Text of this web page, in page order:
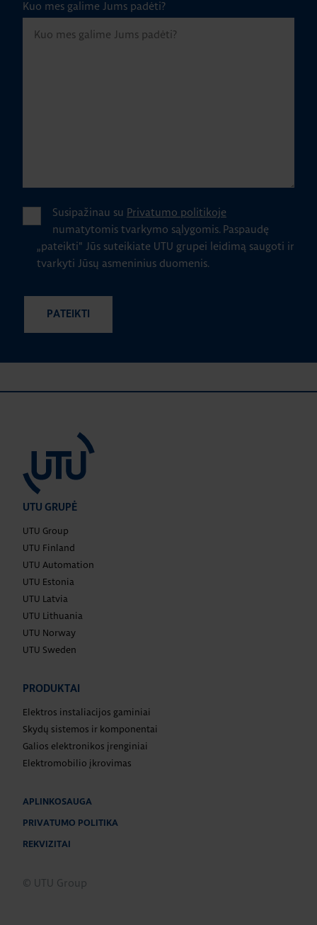
Kuo mes galime Jums padėti?
Susipažinau su Privatumo politikoje
numatytomis tvarkymo sąlygomis. Paspaudę
„pateikti" Jūs suteikiate UTU grupei leidimą saugoti ir
tvarkyti Jūsų asmeninius duomenis.
UTU GRUPĖ
UTU Group
UTU Finland
UTU Automation
UTU Estonia
UTU Latvia
UTU Lithuania
UTU Norway
UTU Sweden
PRODUKTAI
Elektros instaliacijos gaminiai
Skydų sistemos ir komponentai
Galios elektronikos įrenginiai
Elektromobilio įkrovimas
APLINKOSAUGA
PRIVATUMO POLITIKA
REKVIZITAI
© UTU Group